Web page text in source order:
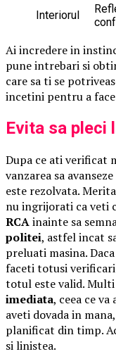
Interiorul
Ai incredere in
pune intrebari si
care sa ti se
incetini pentru a
Evita sa pleci
Dupa ce ati verificat
vanzarea sa
este rezolvata.
nu ingrijorati ca veti
RCAinainte sa
politei, astfel incat
preluati masina.
faceti totusi
totul este valid.
imediata, ceea ce
aveti dovada in
planificat din timp.
si linistea.